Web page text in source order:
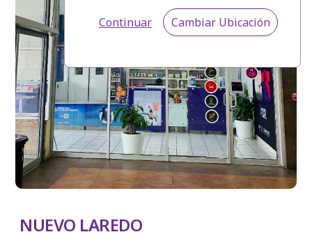
Continuar Cambiar Ubicación
NUEVO LAREDO